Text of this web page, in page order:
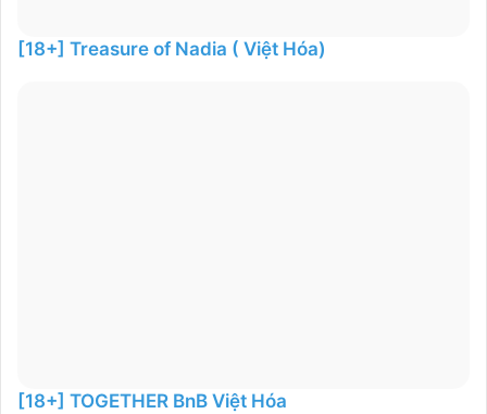
[18+] Treasure of Nadia ( Việt Hóa)
[18+] TOGETHER BnB Việt Hóa